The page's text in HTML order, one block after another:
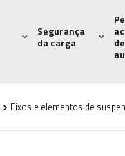
Segurança
da carga
de
Eixos e elementos de